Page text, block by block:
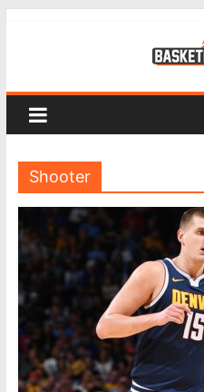
Shooter